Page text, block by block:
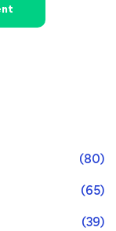
(80)
(65)
(39)